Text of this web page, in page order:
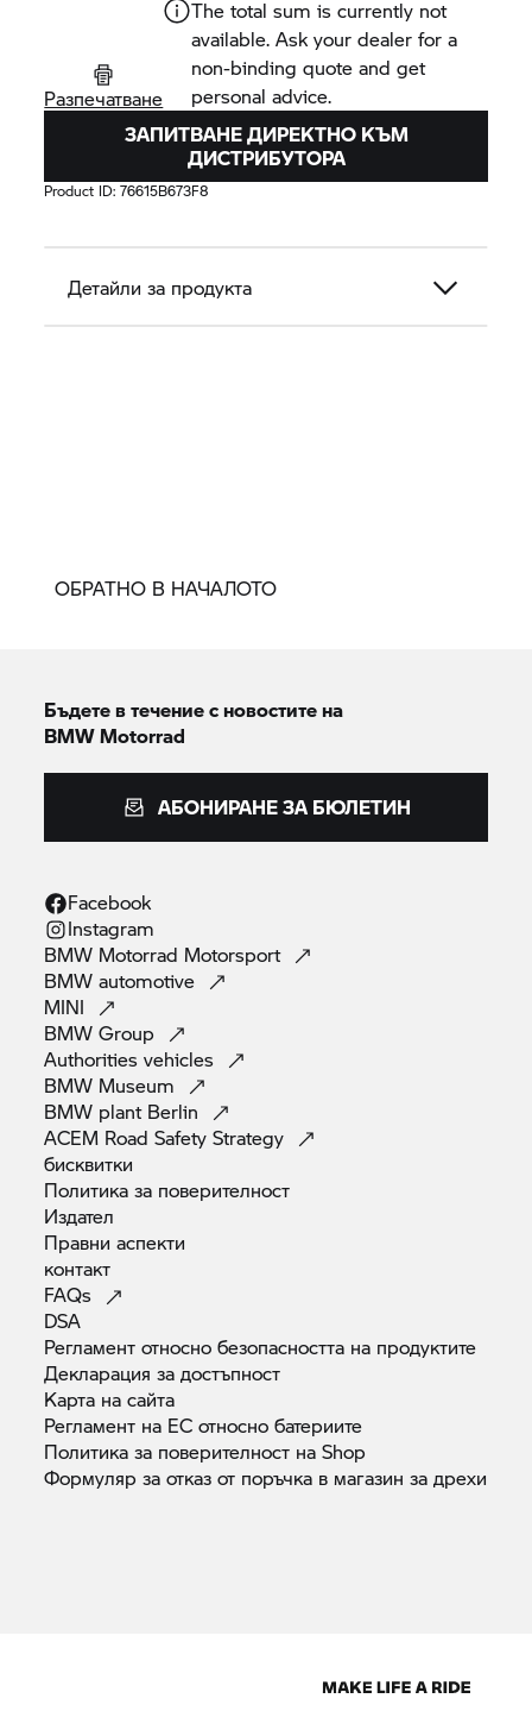
Разпечатване
The total sum is currently not
available. Ask your dealer for a
non-binding quote and get
personal advice.
ЗАПИТВАНЕ ДИРЕКТНО КЪМ
ДИСТРИБУТОРА
Product ID:76615B673F8
Детайли за продукта
ОБРАТНО В НАЧАЛОТО
Бъдете в течение с новостите на
BMW Motorrad
АБОНИРАНЕ ЗА БЮЛЕТИН
Facebook
Instagram
BMW Motorrad Motorsport
BMWautomotive
MINI
BMWGroup
Authoritiesvehicles
BMW Museum
BMW plant Berlin
ACEM Road SafetyStrategy
бисквитки
Политика за поверителност
Издател
Правниаспекти
контакт
FAQs
DSA
Регламент относно безопасността на продуктите
Декларация задостъпност
Карта насайта
Регламент на ЕС относнобатериите
Политика за поверителност наShop
Формуляр за отказ от поръчка в магазин задрехи